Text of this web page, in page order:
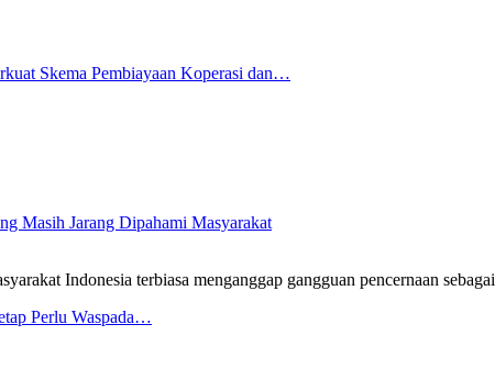
Skema Pembiayaan Koperasi dan…
Masih Jarang Dipahami Masyarakat
Indonesia terbiasa menganggap gangguan pencernaan sebagai
Perlu Waspada…